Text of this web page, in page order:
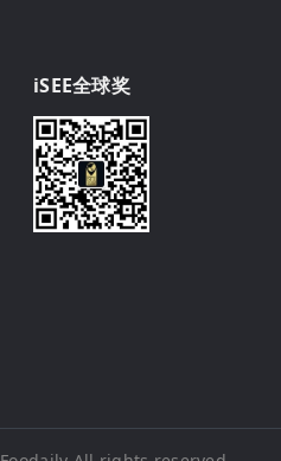
iSEE全球奖